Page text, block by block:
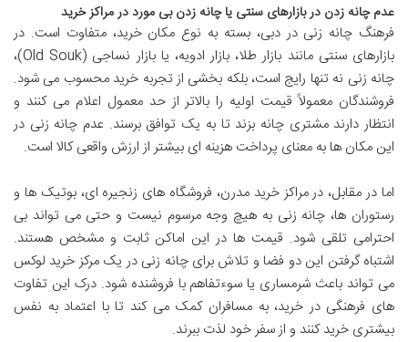
عدم چانه زدن در بازارهای سنتی یا چانه زدن بی مورد در مراکز خرید
فرهنگ چانه زنی در دبی، بسته به نوع مکان خرید، متفاوت است. در
بازارهای سنتی مانند بازار طلا، بازار ادویه، یا بازار نساجی (Old Souk)،
چانه زنی نه تنها رایج است، بلکه بخشی از تجربه خرید محسوب می شود.
فروشندگان معمولاً قیمت اولیه را بالاتر از حد معمول اعلام می کنند و
انتظار دارند مشتری چانه بزند تا به یک توافق برسند. عدم چانه زنی در
این مکان ها به معنای پرداخت هزینه ای بیشتر از ارزش واقعی کالا است.
اما در مقابل، در مراکز خرید مدرن، فروشگاه های زنجیره ای، بوتیک ها و
رستوران ها، چانه زنی به هیچ وجه مرسوم نیست و حتی می تواند بی
احترامی تلقی شود. قیمت ها در این اماکن ثابت و مشخص هستند.
اشتباه گرفتن این دو فضا و تلاش برای چانه زنی در یک مرکز خرید لوکس
می تواند باعث شرمساری یا سوءتفاهم با فروشنده شود. درک این تفاوت
های فرهنگی در خرید، به مسافران کمک می کند تا با اعتماد به نفس
بیشتری خرید کنند و از سفر خود لذت ببرند.